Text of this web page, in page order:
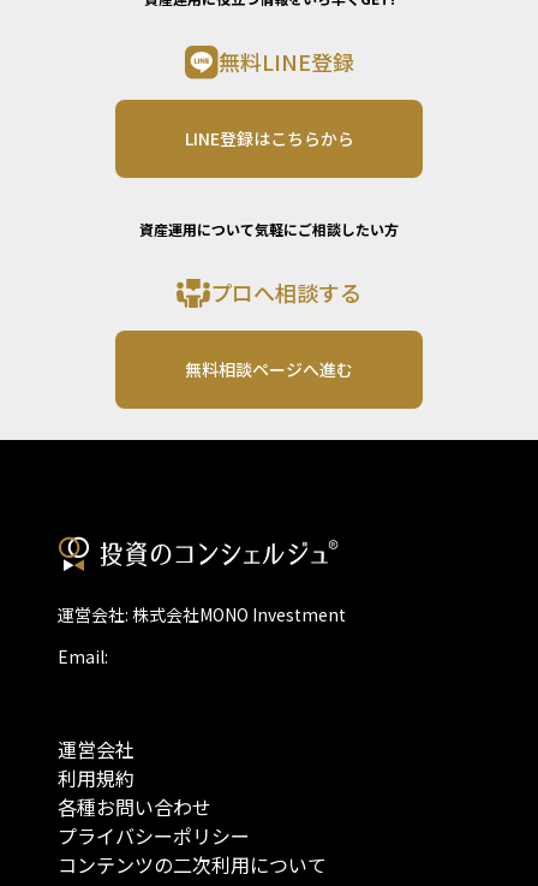
無料LINE登録
LINE登録はこちらから
資産運用について気軽にご相談したい方
プロへ相談する
無料相談ページへ進む
運営会社: 株式会社MONO Investment
Email:
運営会社
利用規約
各種お問い合わせ
プライバシーポリシー
コンテンツの二次利用について